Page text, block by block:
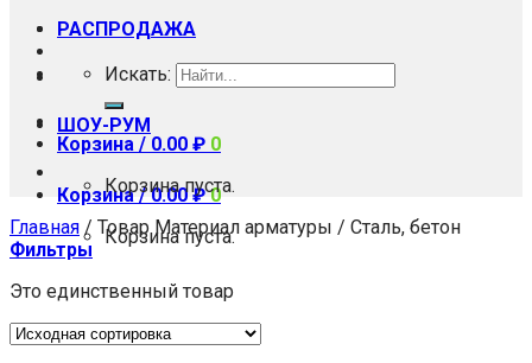
РАСПРОДАЖА
ШОУ-РУМ
Корзина /0.00₽ 0
Корзина пуста.
Искать:
Корзина / 0.00 ₽ 0
Корзина пуста.
Главная / Товар Материал арматуры / Сталь, бетон
Фильтры
Это единственный товар